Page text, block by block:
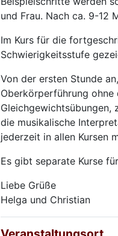
und Frau. Nach ca. 9-12
Im Kurs für die
Schwierigkeitsstufe
Von der ersten Stunde
Oberkörperführung ohne
Gleichgewichtsübungen,
die musikalische
jederzeit in allen Kursen
Es gibt separate Kurse
Liebe Grüße
Helga und Christian